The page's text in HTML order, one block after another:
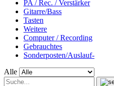
PA / Rec. / Verstärker
Gitarre/Bass
Tasten
Weitere
Computer / Recording
Gebrauchtes
Sonderposten/Auslauf-
Alle